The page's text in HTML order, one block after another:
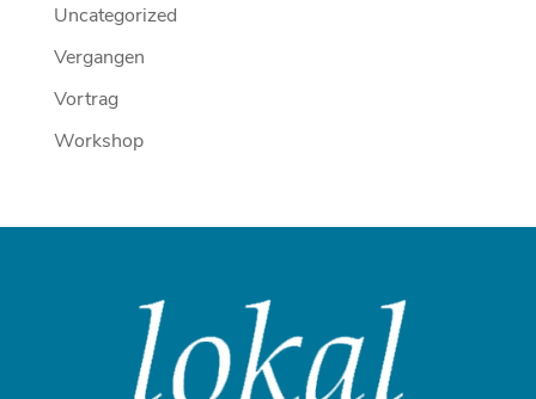
Uncategorized
Vergangen
Vortrag
Workshop